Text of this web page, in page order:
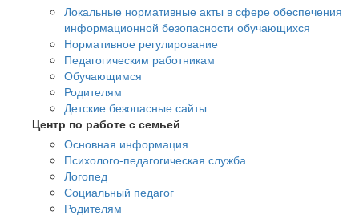
Локальные нормативные акты в сфере обеспечения
информационной безопасности обучающихся
Нормативное регулирование
Педагогическим работникам
Обучающимся
Родителям
Детские безопасные сайты
Центр по работе с семьей
Основная информация
Психолого-педагогическая служба
Логопед
Социальный педагог
Родителям